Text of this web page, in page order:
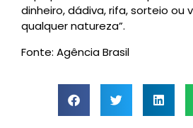
dinheiro, dádiva, rifa, sorteio ou
qualquer natureza”.
Fonte: Agência Brasil